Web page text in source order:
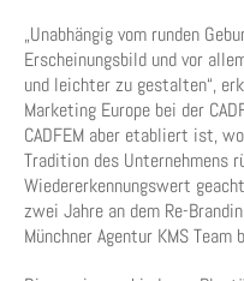
„Unabhängig vom runden
Erscheinungsbild und vor
und leichter zu gestalten“,
Marketing Europe bei der
CADFEM aber etabliert ist,
Tradition des Unternehmens
Wiedererkennungswert
zwei Jahre an dem Re-
Münchner Agentur KMS Team